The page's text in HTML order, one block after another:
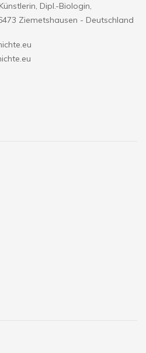
Dipl.-Biologin,
Ziemetshausen - Deutschland